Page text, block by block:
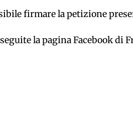
firmare la petizione
la pagina Facebook di